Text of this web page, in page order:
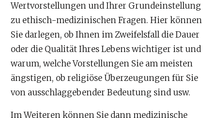
Wertvorstellungen und Ihrer Grundeinstellung
zu ethisch-medizinischen Fragen. Hier können
Sie darlegen, ob Ihnen im Zweifelsfall die Dauer
oder die Qualität Ihres Lebens wichtiger ist und
warum, welche Vorstellungen Sie am meisten
ängstigen, ob religiöse Überzeugungen für Sie
von ausschlaggebender Bedeutung sind usw.
Im Weiteren können Sie dann medizinische